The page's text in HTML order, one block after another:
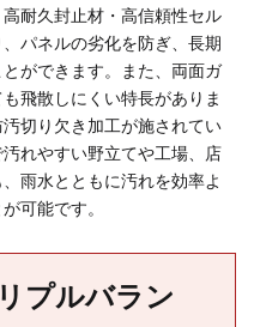
耐久封止材・高信頼性セル
パネルの劣化を防ぎ、長期
ができます。また、両面ガ
飛散しにくい特長がありま
切り欠き加工が施されてい
れやすい野立てや工場、店
雨水とともに汚れを効率よ
可能です。
プルバラン